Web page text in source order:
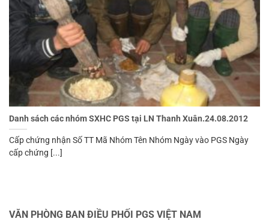
Danh sách các nhóm SXHC PGS tại LN Thanh Xuân.24.08.2012
Cấp chứng nhận Số TT Mã Nhóm Tên Nhóm Ngày vào PGS Ngày
cấp chứng [...]
VĂN PHÒNG BAN ĐIỀU PHỐI PGS VIỆT NAM